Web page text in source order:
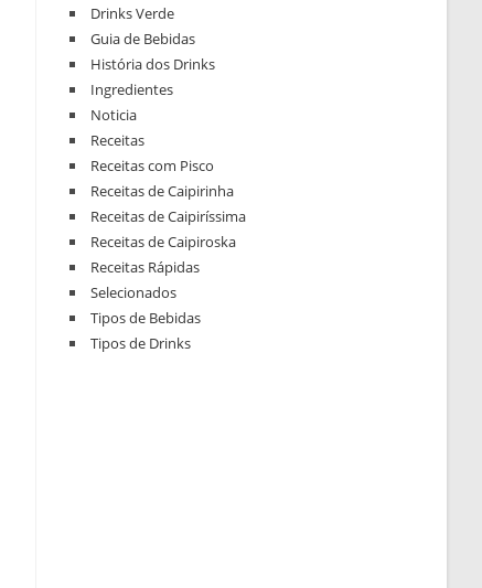
Drinks Verde
Guia de Bebidas
História dos Drinks
Ingredientes
Noticia
Receitas
Receitas com Pisco
Receitas de Caipirinha
Receitas de Caipiríssima
Receitas de Caipiroska
Receitas Rápidas
Selecionados
Tipos de Bebidas
Tipos de Drinks